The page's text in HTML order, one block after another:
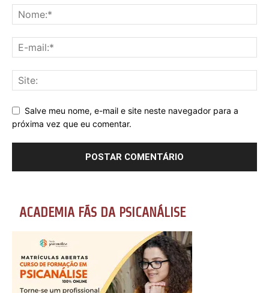
Salve meu nome, e-mail e site neste navegador para a
próxima vez que eu comentar.
ACADEMIA FÃS DA PSICANÁLISE